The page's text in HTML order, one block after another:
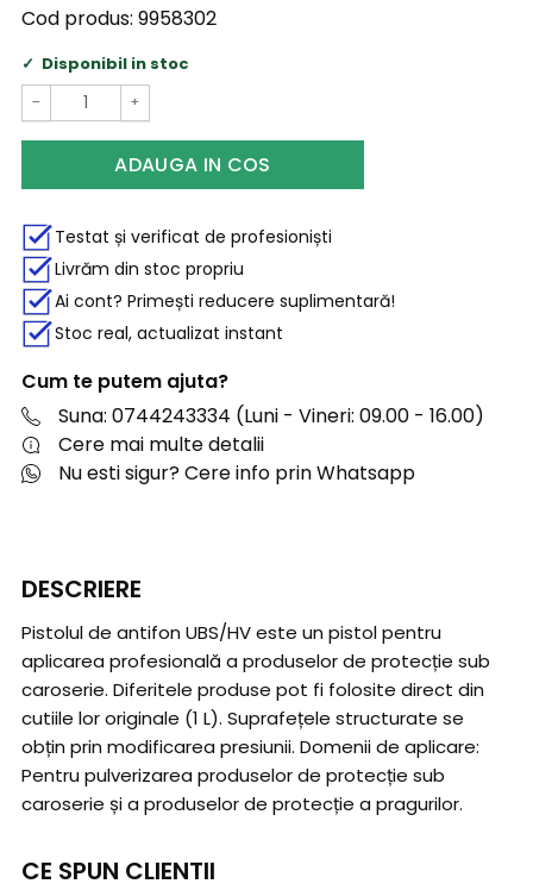
Cod produs: 9958302
Disponibil in stoc
− +
ADAUGA IN COS
Testat și verificat de profesioniști
Livrăm din stoc propriu
Ai cont? Primești reducere suplimentară!
Stoc real, actualizat instant
Cum te putem ajuta?
Suna: 0744243334 (Luni - Vineri: 09.00 - 16.00)
Cere mai multe detalii
Nu esti sigur? Cere info prin Whatsapp
DESCRIERE
Pistolul de antifon UBS/HV este un pistol pentru
aplicarea profesională a produselor de protecție sub
caroserie. Diferitele produse pot fi folosite direct din
cutiile lor originale (1 L). Suprafețele structurate se
obțin prin modificarea presiunii. Domenii de aplicare:
Pentru pulverizarea produselor de protecție sub
caroserie și a produselor de protecție a pragurilor.
CE SPUN CLIENTII